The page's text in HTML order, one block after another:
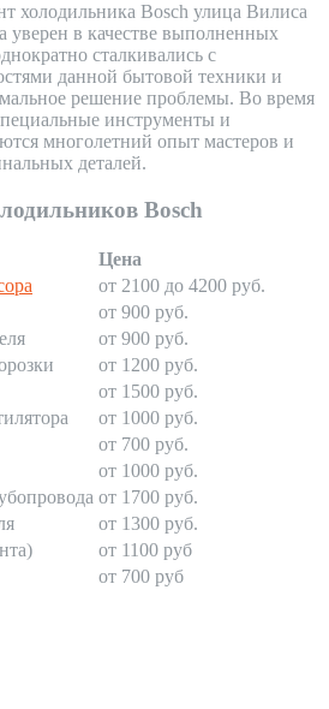
холодильника Bosch улица Вилиса
уверен в качестве выполненных
сталкивались с
данной бытовой техники и
решение проблемы. Во время
инструменты и
многолетний опыт мастеров и
деталей.
Bosch
Цена
от 2100 до 4200 руб.
от 900 руб.
от 900 руб.
от 1200 руб.
от 1500 руб.
от 1000 руб.
от 700 руб.
от 1000 руб.
от 1700 руб.
от 1300 руб.
от 1100 руб
от 700 руб